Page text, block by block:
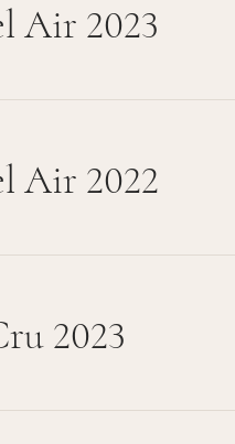
Air 2023
Air 2022
2023